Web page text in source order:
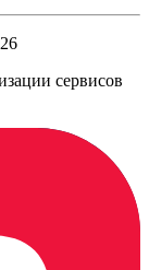
сервисов